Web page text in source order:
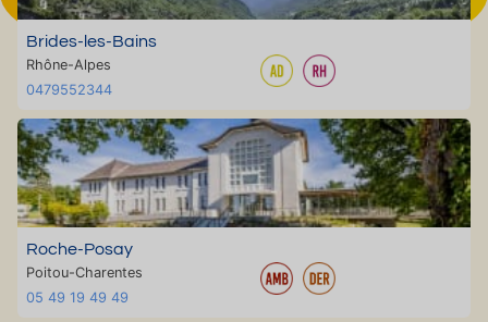
Brides-les-Bains
Rhône-Alpes
0479552344
Roche-Posay
Poitou-Charentes
05 49 19 49 49